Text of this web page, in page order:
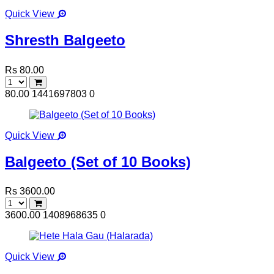
Quick View
Shresth Balgeeto
Rs 80.00
80.00 1441697803 0
Quick View
Balgeeto (Set of 10 Books)
Rs 3600.00
3600.00 1408968635 0
Quick View